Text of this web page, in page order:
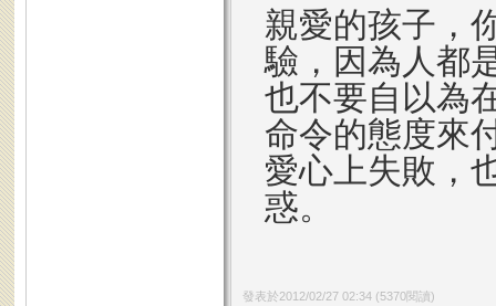
親愛的孩子，
驗，因為人都
也不要自以為
命令的態度來
愛心上失敗，
惑。
發表於2012/02/27 02:34(5370閱讀)